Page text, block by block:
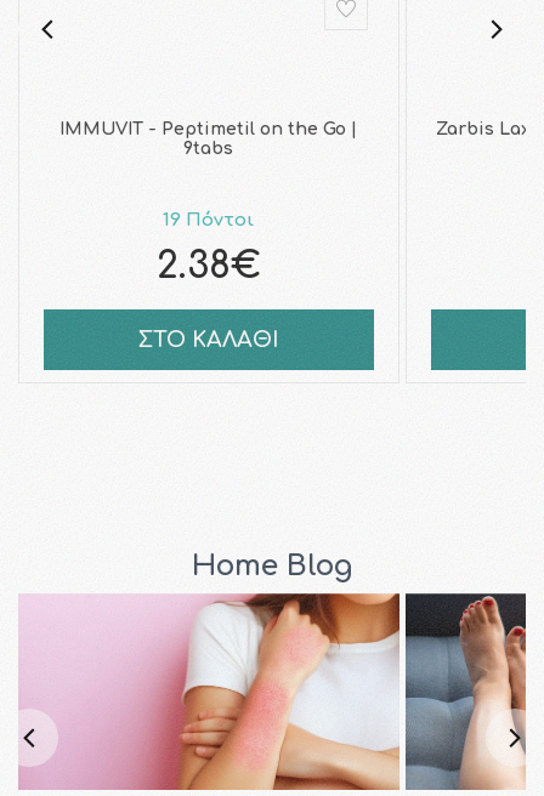
IMMUVIT - Peptimetil on the Go |
9tabs
19 Πόντοι
2.38€
ΣΤΟ ΚΑΛΑΘΙ
Zarbis
Home Blog